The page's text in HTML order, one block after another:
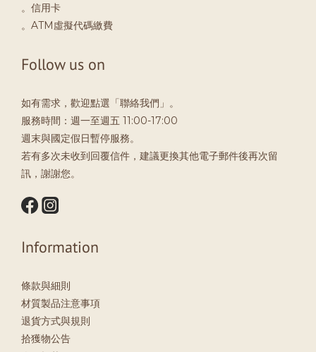
。信用卡
。ATM虛擬代碼繳費
Follow us on
如有需求，歡迎點選「聯絡我們」。
服務時間：週一至週五 11:00-17:00
週末與國定假日暫停服務。
若有多次未收到回覆信件，建議更換其他電子郵件後再次留
訊，謝謝您。
Information
條款與細則
材質製品注意事項
退貨方式與規則
拾獲物公告